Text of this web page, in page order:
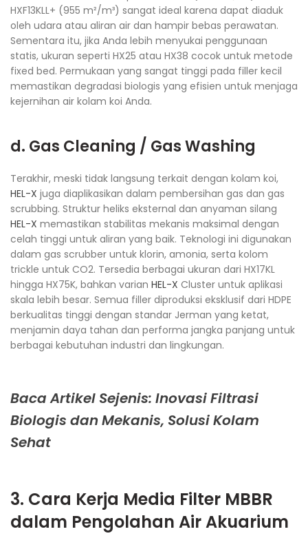
HXF13KLL+ (955 m²/m³) sangat ideal karena dapat diaduk
oleh udara atau aliran air dan hampir bebas perawatan.
Sementara itu, jika Anda lebih menyukai penggunaan
statis, ukuran seperti HX25 atau HX38 cocok untuk metode
fixed bed. Permukaan yang sangat tinggi pada filler kecil
memastikan degradasi biologis yang efisien untuk menjaga
kejernihan air kolam koi Anda.
d. Gas Cleaning / Gas Washing
Terakhir, meski tidak langsung terkait dengan kolam koi,
HEL-X juga diaplikasikan dalam pembersihan gas dan gas
scrubbing. Struktur heliks eksternal dan anyaman silang
HEL-X memastikan stabilitas mekanis maksimal dengan
celah tinggi untuk aliran yang baik. Teknologi ini digunakan
dalam gas scrubber untuk klorin, amonia, serta kolom
trickle untuk CO2. Tersedia berbagai ukuran dari HX17KL
hingga HX75K, bahkan varian HEL-X Cluster untuk aplikasi
skala lebih besar. Semua filler diproduksi eksklusif dari HDPE
berkualitas tinggi dengan standar Jerman yang ketat,
menjamin daya tahan dan performa jangka panjang untuk
berbagai kebutuhan industri dan lingkungan.
Baca Artikel Sejenis: Inovasi Filtrasi
Biologis dan Mekanis, Solusi Kolam
Sehat
3. Cara Kerja Media Filter MBBR
dalam Pengolahan Air Akuarium